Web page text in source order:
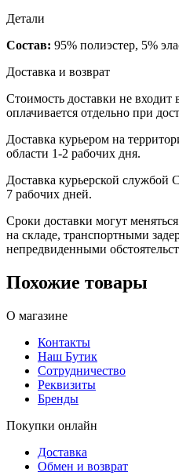
Детали
Состав: 95% полиэстер, 5%
Доставка и возврат
Стоимость доставки не входит
оплачивается отдельно при
Доставка курьером на
области 1-2 рабочих дня.
Доставка курьерской
7 рабочих дней.
Сроки доставки могут
на складе, транспортными
непредвиденными
Похожие товары
О магазине
Контакты
Наш Бутик
Сотрудничество
Реквизиты
Бренды
Покупки онлайн
Доставка
Обмен и возврат